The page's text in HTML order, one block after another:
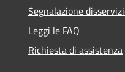
Segnalazione
Leggi le FAQ
Richiesta di assistenza